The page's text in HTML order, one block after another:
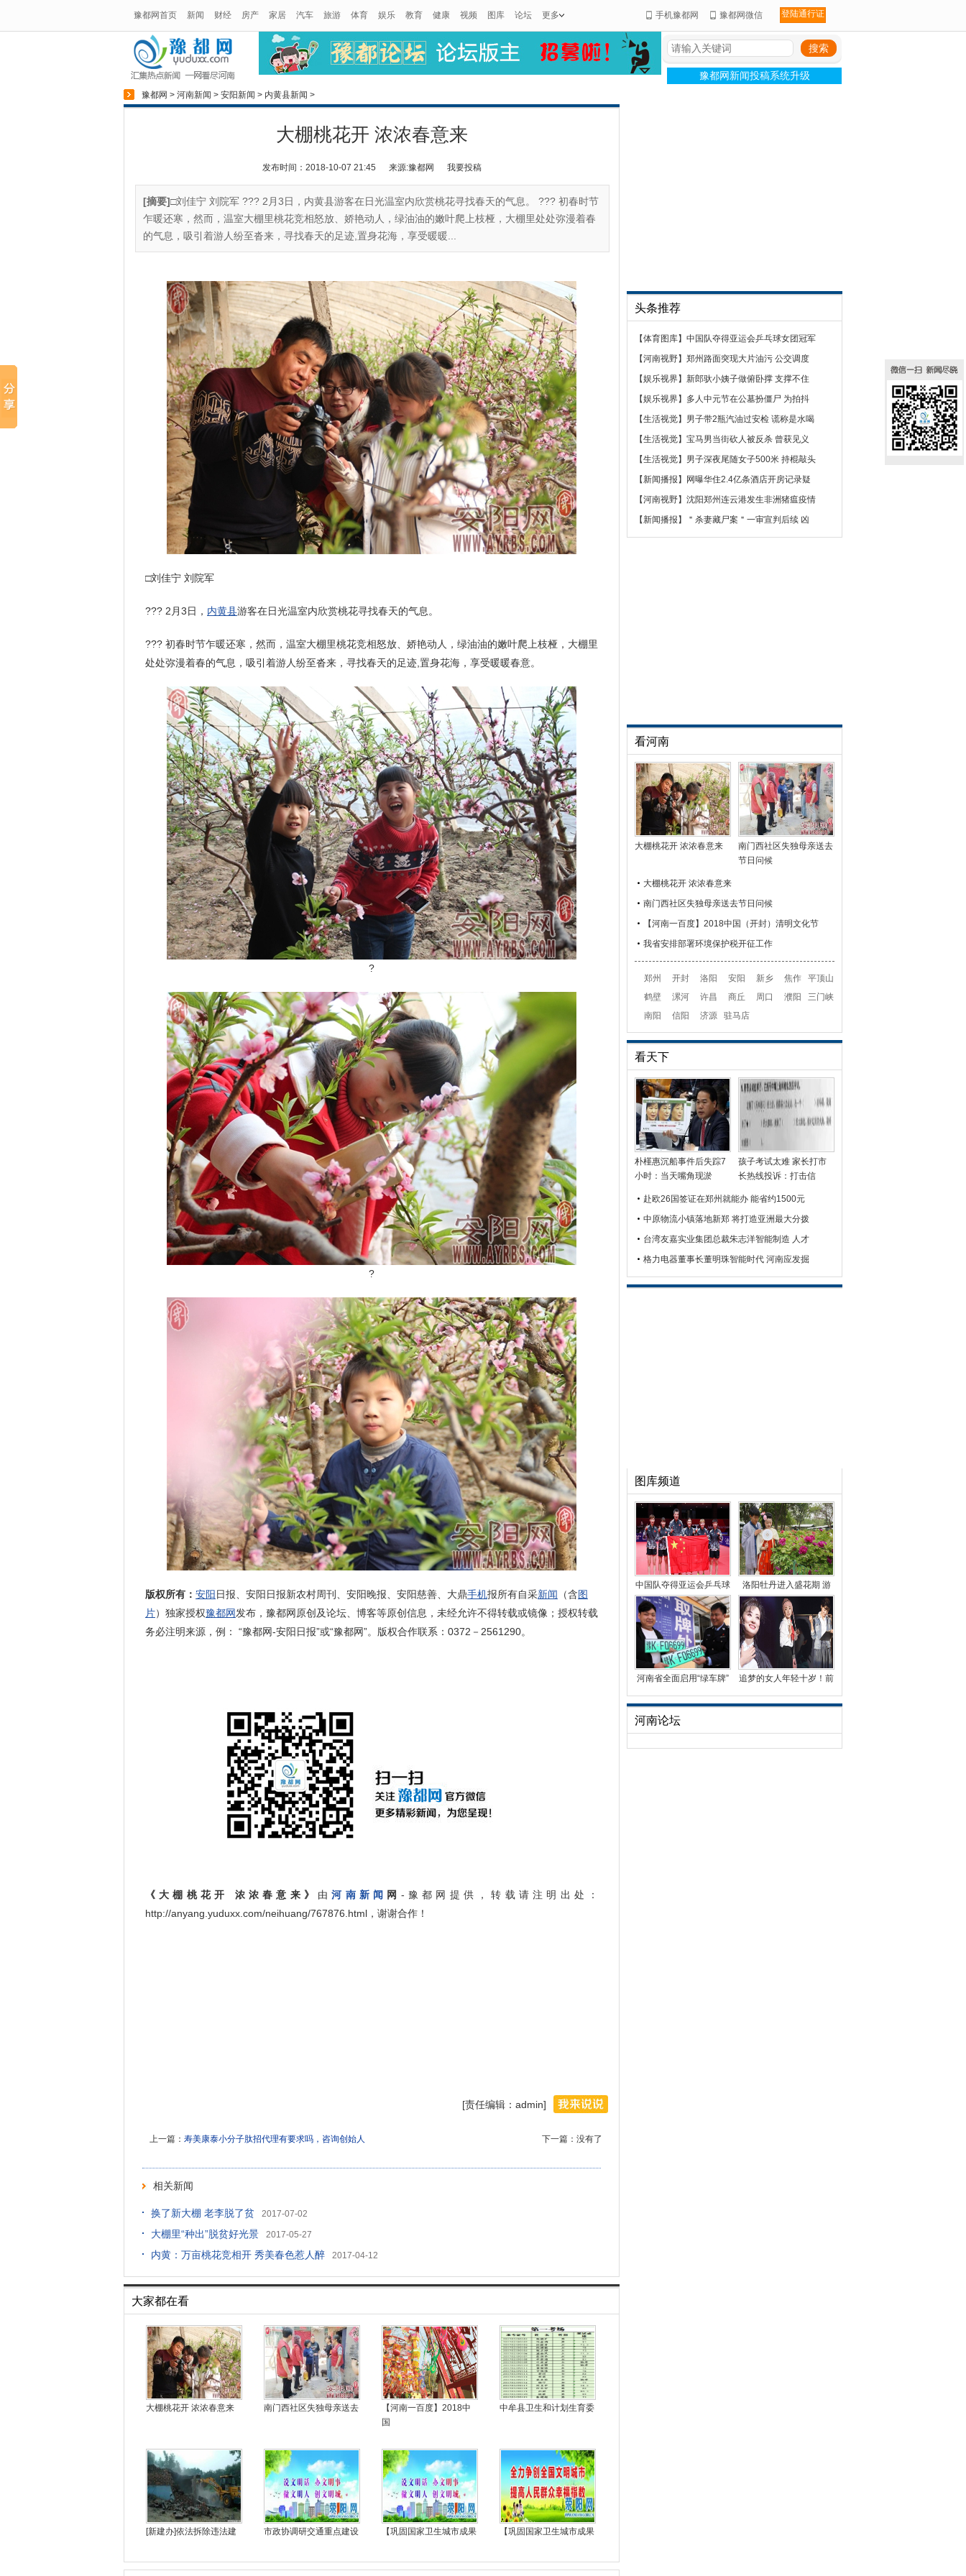
豫都网首页 新闻 财经 房产 家居 汽车 旅游 体育 娱乐 教育 健康 视频 图库 论坛 更多 手机豫都网 豫都网微信 登陆通行证
豫都网新闻投稿系统升级
豫都网 > 河南新闻 > 安阳新闻 > 内黄县新闻 >
大棚桃花开 浓浓春意来
发布时间：2018-10-07 21:45 来源:豫都网 我要投稿
[摘要]□刘佳宁 刘院军 ??? 2月3日，内黄县游客在日光温室内欣赏桃花寻找春天的气息。 ??? 初春时节
乍暖还寒，然而，温室大棚里桃花竞相怒放、娇艳动人，绿油油的嫩叶爬上枝桠，大棚里处处弥漫着春
的气息，吸引着游人纷至沓来，寻找春天的足迹,置身花海，享受暖暖...
□刘佳宁 刘院军
??? 2月3日， 内黄县游客在日光温室内欣赏桃花寻找春天的气息。
??? 初春时节乍暖还寒，然而，温室大棚里桃花竞相怒放、娇艳动人，绿油油的嫩叶爬上枝桠，大棚里
处处弥漫着春的气息，吸引着游人纷至沓来，寻找春天的足迹,置身花海，享受暖暖春意。
?
?
版权所有： 安阳日报、安阳日报新农村周刊、安阳晚报、安阳慈善、大鼎手机报所有自采新闻 （含图
片）独家授权豫都网发布，豫都网原创及论坛、博客等原创信息，未经允许不得转载或镜像；授权转载
务必注明来源，例： “豫都网-安阳日报”或“豫都网”。版权合作联系：0372－2561290。
《大棚桃花开 浓浓春意来》 由河南新闻 网 -豫都网提供，转载请注明出处：
http://anyang.yuduxx.com/neihuang/767876.html，谢谢合作！
[责任编辑：admin]
下一篇：没有了
上一篇： 寿美康泰小分子肽招代理有要求吗，咨询创始人
相关新闻
换了新大棚 老李脱了贫 2017-07-02
大棚里“种出”脱贫好光景 2017-05-27
内黄：万亩桃花竞相开 秀美春色惹人醉 2017-04-12
大家都在看
大棚桃花开 浓浓春意来 南门西社区失独母亲送去
【河南一百度】2018中
国
中牟县卫生和计划生育委
[新建办]依法拆除违法建 市政协调研交通重点建设 【巩固国家卫生城市成果 【巩固国家卫生城市成果
头条推荐
【体育图库】 中国队夺得亚运会乒乓球女团冠军
【河南视野】 郑州路面突现大片油污 公交调度
【娱乐视界】 新郎驮小姨子做俯卧撑 支撑不住
【娱乐视界】 多人中元节在公墓扮僵尸 为拍抖
【生活视觉】 男子带2瓶汽油过安检 谎称是水喝
【生活视觉】 宝马男当街砍人被反杀 曾获见义
【生活视觉】 男子深夜尾随女子500米 持棍敲头
【新闻播报 】
网曝华住2.4亿条酒店开房记录疑
【河南视野】 沈阳郑州连云港发生非洲猪瘟疫情
【新闻播报 】 ＂杀妻藏尸案＂一审宣判后续 凶
看河南
大棚桃花开 浓浓春意来
南门西社区失独母亲送去
节日问候
大棚桃花开 浓浓春意来
南门西社区失独母亲送去节日问候
【河南一百度】2018中国（开封）清明文化节
我省安排部署环境保护税开征工作
郑州 开封 洛阳 安阳 新乡 焦作
平顶山
鹤壁
漯河 许昌 商丘 周口 濮阳
三门峡
南阳
信阳 济源 驻马店
看天下
朴槿惠沉船事件后失踪7
小时：当天嘴角现淤
孩子考试太难 家长打市
长热线投诉：打击信
赴欧26国签证在郑州就能办 能省约1500元
中原物流小镇落地新郑 将打造亚洲最大分拨
台湾友嘉实业集团总裁朱志洋智能制造 人才
格力电器董事长董明珠智能时代 河南应发掘
图库频道
中国队夺得亚运会乒乓球
女团冠军
洛阳牡丹进入盛花期 游
客徜徉花海
河南省全面启用“绿车牌”
追梦的女人年轻十岁！前
河南论坛